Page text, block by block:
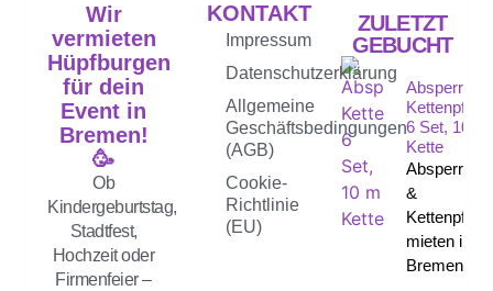
Wir
vermieten
Hüpfburgen
für dein
Event in
Bremen!
🥳
Ob
Kindergeburtstag,
Stadtfest,
Hochzeit oder
Firmenfeier –
KONTAKT
Impressum
Datenschutzerklärung
Allgemeine
Geschäftsbedingungen
(AGB)
Cookie-
Richtlinie
(EU)
ZULETZT
GEBUCHT
6 Set, 10 M
Kette
&
mieten in
Bremen und